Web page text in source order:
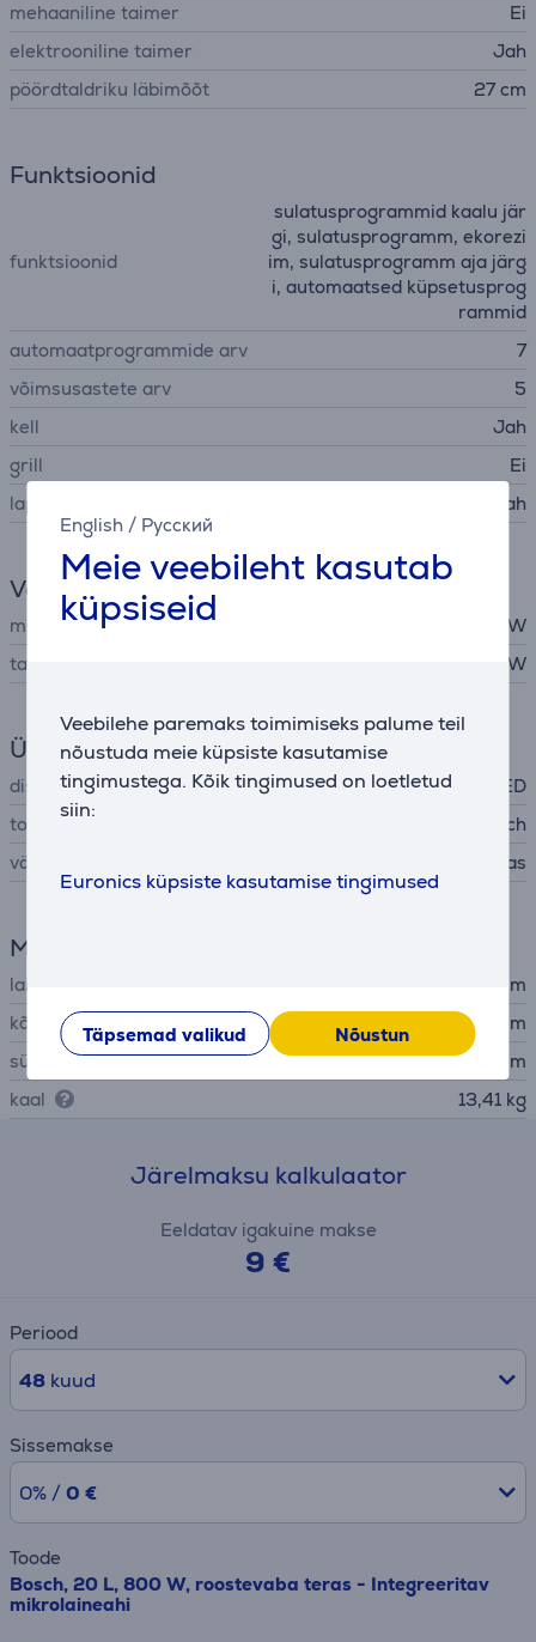
English / Русский
Meie veebileht kasutab
küpsiseid
Veebilehe paremaks toimimiseks palume teil
nõustuda meie küpsiste kasutamise
tingimustega. Kõik tingimused on loetletud
siin:
Euronics küpsiste kasutamise tingimused
Täpsemad valikud Nõustun
mehaaniline taimer
Ei
elektrooniline taimer
Jah
pöördtaldriku läbimõõt
27 cm
Funktsioonid
funktsioonid
sulatusprogrammid kaalu jär
gi, sulatusprogramm, ekorezi
im, sulatusprogramm aja järg
i, automaatsed küpsetusprog
rammid
automaatprogrammide arv
7
võimsusastete arv
5
kell
Jah
grill
Ei
lapselukk
Jah
Võimsus
mikrolainete võimsus
800 W
tarbitav võimsus
1270 W
Üldine parameeter
displei
LED
tootja
Bosch
värvus
roostevaba teras
Mõõtmed
laius
59,5 cm
kõrgus
38,2 cm
sügavus
33,5 cm
kaal
13,41 kg
Järelmaksu kalkulaator
Eeldatav igakuine makse
9 €
Periood
48kuud
Sissemakse
0% / 0 €
Toode
Bosch, 20 L, 800 W, roostevaba teras - Integreeritav
mikrolaineahi